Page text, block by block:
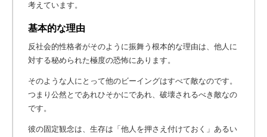
考えています。
基本的な理由
反社会的性格者がそのように振舞う根本的な理由は、他人に
対する秘められた極度の恐怖にあります。
そのような人にとって他のビーイングはすべて敵なのです。
つまり公然とであれひそかにであれ、破壊されるべき敵なの
です。
彼の固定観念は、生存は「他人を押さえ付けておく」あるい